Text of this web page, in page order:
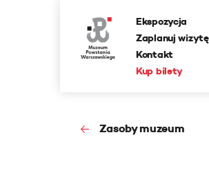
Ekspozycja
Zaplanuj wizytę
Kontakt
Kup bilety
Zasoby muzeum